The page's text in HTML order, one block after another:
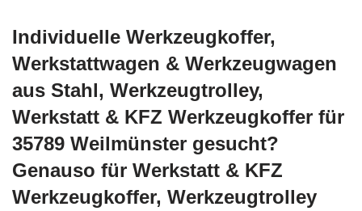
Individuelle Werkzeugkoffer,
Werkstattwagen & Werkzeugwagen
aus Stahl, Werkzeugtrolley,
Werkstatt & KFZ Werkzeugkoffer für
35789 Weilmünster gesucht?
Genauso für Werkstatt & KFZ
Werkzeugkoffer, Werkzeugtrolley